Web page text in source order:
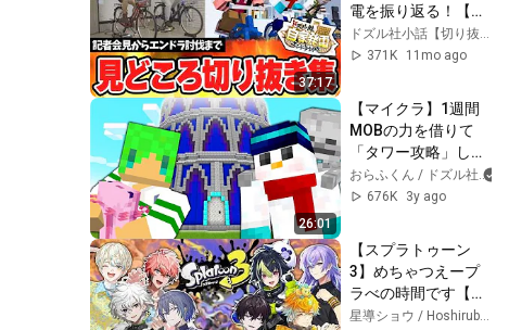
37:17
電を振り返る！【#
ドズル社自家発電】
【切り抜き/ドズル
ドズル社小話【切り抜き】
371K
11mo ago
26:01
【マイクラ】1週間
MOBの力を借りて
「タワー攻略」して
みた結果！？【ふう
はやくんコラボ】
おらふくん / ドズル社
676K
3y ago
【スプラトゥーン
3】めちゃつえープ
ラべの時間です【星
導ショウ/にじさん 星導ショウ / Hoshirube Sho【にじさんじ】